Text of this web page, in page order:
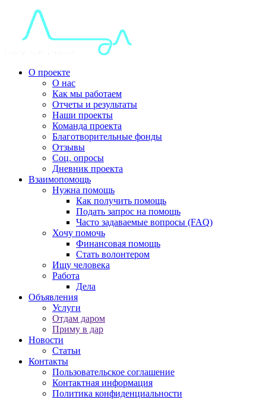
О проекте
О нас
Как мы работаем
Отчеты и результаты
Наши проекты
Команда проекта
Благотворительные фонды
Отзывы
Соц. опросы
Дневник проекта
Взаимопомощь
Нужна помощь
Как получить помощь
Подать запрос на помощь
Часто задаваемые вопросы (FAQ)
Хочу помочь
Финансовая помощь
Стать волонтером
Ищу человека
Работа
Дела
Объявления
Услуги
Отдам даром
Приму в дар
Новости
Статьи
Контакты
Пользовательское соглашение
Контактная информация
Политика конфиденциальности